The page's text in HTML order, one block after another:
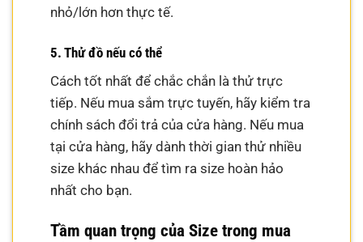
nhỏ/lớn hơn thực tế.
5. Thử đồ nếu có thể
Cách tốt nhất để chắc chắn là thử trực
tiếp. Nếu mua sắm trực tuyến, hãy kiểm tra
chính sách đổi trả của cửa hàng. Nếu mua
tại cửa hàng, hãy dành thời gian thử nhiều
size khác nhau để tìm ra size hoàn hảo
nhất cho bạn.
Tầm quan trọng của Size trong mua